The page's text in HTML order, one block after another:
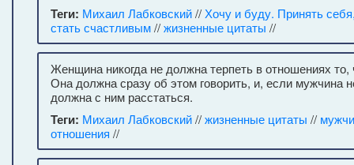
Теги: Михаил Лабковский// Хочу и буду. Принять
стать счастливым//жизненные цитаты //
Женщина никогда не должна терпеть в отношениях то,
Она должна сразу об этом говорить, и, если мужчина
должна с ним расстаться.
Теги: Михаил Лабковский//жизненные цитаты //
отношения //